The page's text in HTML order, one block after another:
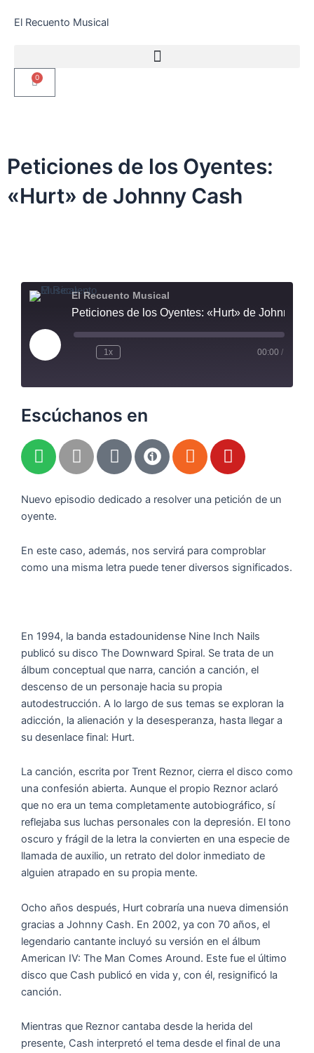
El Recuento Musical
0
Carrito
Peticiones de los Oyentes:
«Hurt» de Johnny Cash
El Recuento Musical
Reproducir
episodio
1x 00:00 /
Escúchanos en
S
p
t
i
y
A
p
l
A
m
z
R
s
Y
o
t
e
Nuevo episodio dedicado a resolver una petición de un
oyente.
En este caso, además, nos servirá para comproblar
como una misma letra puede tener diversos significados.
En 1994, la banda estadounidense Nine Inch Nails
publicó su disco The Downward Spiral. Se trata de un
álbum conceptual que narra, canción a canción, el
descenso de un personaje hacia su propia
autodestrucción. A lo largo de sus temas se exploran la
adicción, la alienación y la desesperanza, hasta llegar a
su desenlace final: Hurt.
La canción, escrita por Trent Reznor, cierra el disco como
una confesión abierta. Aunque el propio Reznor aclaró
que no era un tema completamente autobiográfico, sí
reflejaba sus luchas personales con la depresión. El tono
oscuro y frágil de la letra la convierten en una especie de
llamada de auxilio, un retrato del dolor inmediato de
alguien atrapado en su propia mente.
Ocho años después, Hurt cobraría una nueva dimensión
gracias a Johnny Cash. En 2002, ya con 70 años, el
legendario cantante incluyó su versión en el álbum
American IV: The Man Comes Around. Este fue el último
disco que Cash publicó en vida y, con él, resignificó la
canción.
Mientras que Reznor cantaba desde la herida del
presente, Cash interpretó el tema desde el final de una